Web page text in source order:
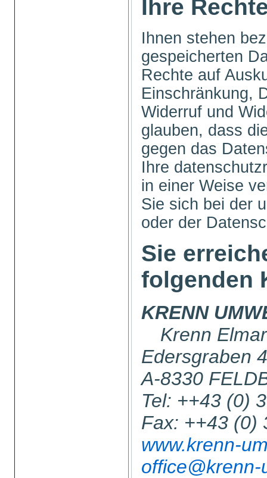
Ihre
Ihnen stehen
gespeicherten
Rechte auf
Einschränkung,
Widerruf und
glauben, dass
gegen das
Ihre
in einer Weise
Sie sich bei der
oder der
Sie
folgenden
KRENN
Krenn Elmar
Edersgraben
A-8330
Tel: ++43 (0)
Fax: ++43 (0)
www.krenn-